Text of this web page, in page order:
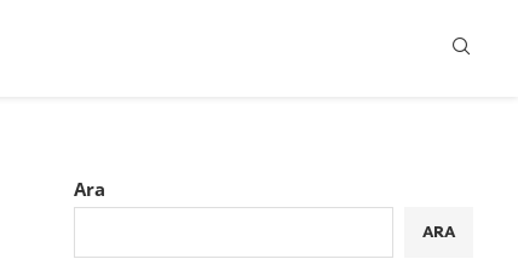
Ara
ARA